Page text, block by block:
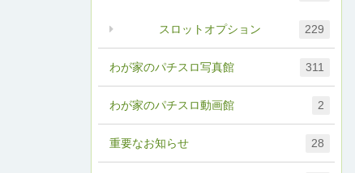
わが家のパチスロ写真館 311
わが家のパチスロ動画館 2
スロットオプション 229
重要なお知らせ 28